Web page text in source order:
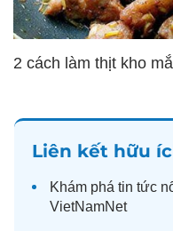
2 cách làm thịt kho
Liên kết hữu
Khám phá tin tức
VietNamNet